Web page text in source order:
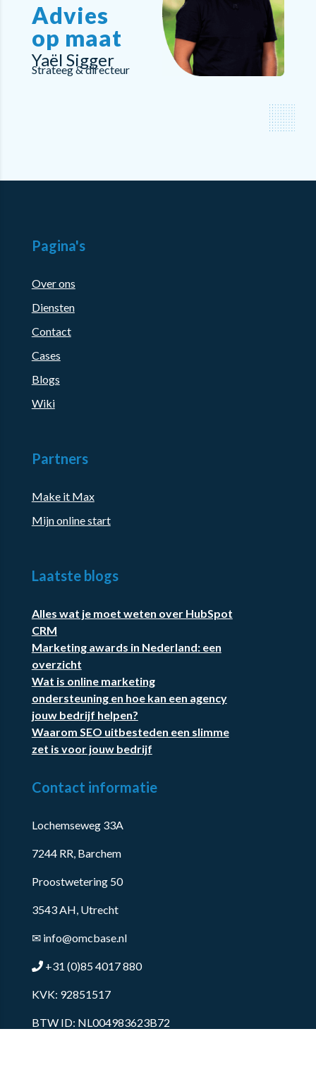
Advies
op maat
Yaël Sigger
Strateeg & directeur
Pagina's
Over ons
Diensten
Contact
Cases
Blogs
Wiki
Partners
Make it Max
Mijn online start
Laatste blogs
Alles wat je moet weten over HubSpot
CRM
Marketing awards in Nederland: een
overzicht
Wat is online marketing
ondersteuning en hoe kan een agency
jouw bedrijf helpen?
Waarom SEO uitbesteden een slimme
zet is voor jouw bedrijf
Contact informatie
Lochemseweg 33A
7244 RR, Barchem
Proostwetering 50
3543 AH, Utrecht
✉ info@omcbase.nl
+31 (0)85 4017 880
KVK: 92851517
BTW ID: NL004983623B72